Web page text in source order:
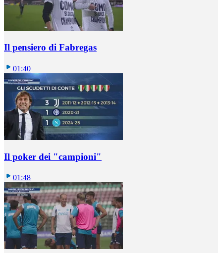
Il pensiero di Fabregas
01:40
Il poker dei "campioni"
01:48